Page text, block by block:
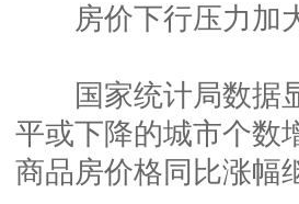
房价下行压力加
国家统计局数据显
平或下降的城市个数
商品房价格同比涨幅